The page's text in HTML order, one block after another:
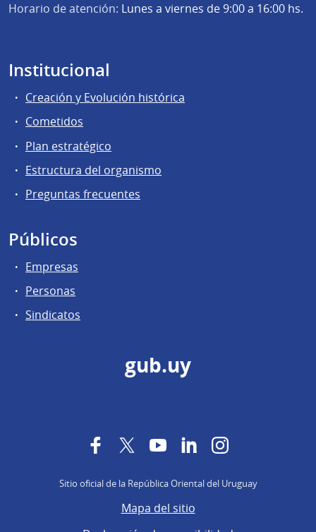
Horario de atención: Lunes a viernes de 9:00 a 16:00 hs.
Institucional
Creación y Evolución histórica
Cometidos
Plan estratégico
Estructura del organismo
Preguntas frecuentes
Públicos
Empresas
Personas
Sindicatos
gub.uy
FacebookTwitterYouTubeLinkedInInstagram
Sitio oficial de la República Oriental del Uruguay
Mapa del sitio